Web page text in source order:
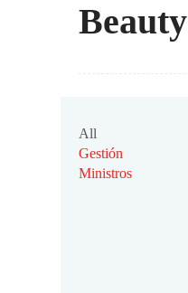
Beauty
All
Gestión
Ministros